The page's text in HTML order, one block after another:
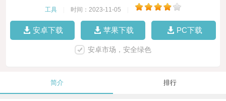
工具 时间：2023-11-05
安卓下载 苹果下载 PC下载
安卓市场，安全绿色
简介 排行